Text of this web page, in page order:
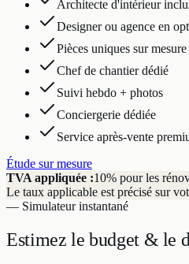
Architecte d'intérieur
Designer ou agence en
Pièces uniques sur mesure
Chef de chantier dédié
Suivi hebdo + photos
Conciergerie dédiée
Service après-vente
Étude sur mesure
TVA appliquée :10% pour les
Le taux applicable est précisé sur
— Simulateur instantané
Estimez le budget & le